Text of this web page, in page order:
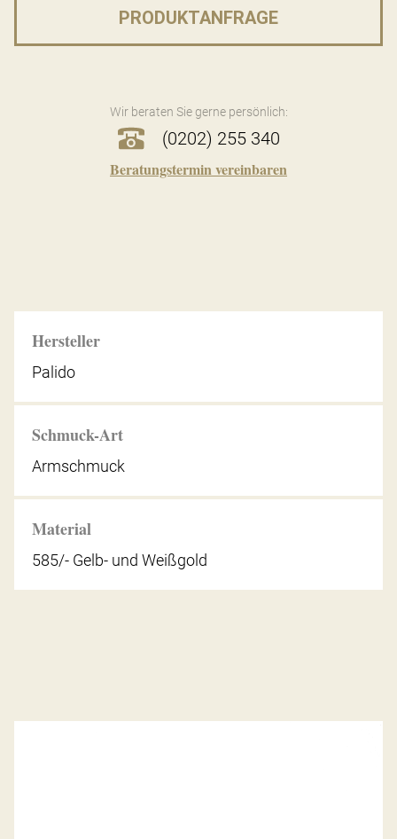
PRODUKTANFRAGE
Wir beraten Sie gerne persönlich:
(0202) 255 340
Beratungstermin vereinbaren
Hersteller
Palido
Schmuck-Art
Armschmuck
Material
585/- Gelb- und Weißgold